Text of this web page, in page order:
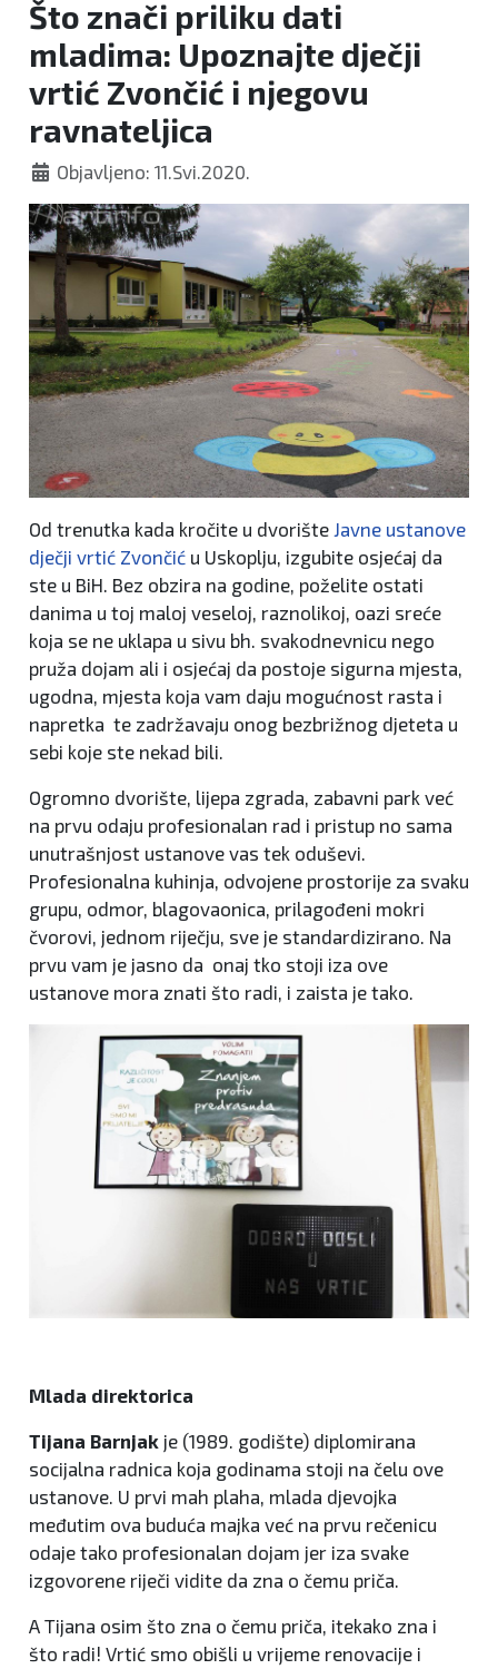
Što znači priliku dati
mladima: Upoznajte dječji
vrtić Zvončić i njegovu
ravnateljica
Objavljeno: 11.Svi.2020.
Od trenutka kada kročite u dvorište Javne ustanove
dječji vrtić Zvončić u Uskoplju, izgubite osjećaj da
ste u BiH. Bez obzira na godine, poželite ostati
danima u toj maloj veseloj, raznolikoj, oazi sreće
koja se ne uklapa u sivu bh. svakodnevnicu nego
pruža dojam ali i osjećaj da postoje sigurna mjesta,
ugodna, mjesta koja vam daju mogućnost rasta i
napretka te zadržavaju onog bezbrižnog djeteta u
sebi koje ste nekad bili.
Ogromno dvorište, lijepa zgrada, zabavni park već
na prvu odaju profesionalan rad i pristup no sama
unutrašnjost ustanove vas tek oduševi.
Profesionalna kuhinja, odvojene prostorije za svaku
grupu, odmor, blagovaonica, prilagođeni mokri
čvorovi, jednom riječju, sve je standardizirano. Na
prvu vam je jasno da onaj tko stoji iza ove
ustanove mora znati što radi, i zaista je tako.
Mlada direktorica
Tijana Barnjak je (1989. godište) diplomirana
socijalna radnica koja godinama stoji na čelu ove
ustanove. U prvi mah plaha, mlada djevojka
međutim ova buduća majka već na prvu rečenicu
odaje tako profesionalan dojam jer iza svake
izgovorene riječi vidite da zna o čemu priča.
A Tijana osim što zna o čemu priča, itekako zna i
što radi! Vrtić smo obišli u vrijeme renovacije i